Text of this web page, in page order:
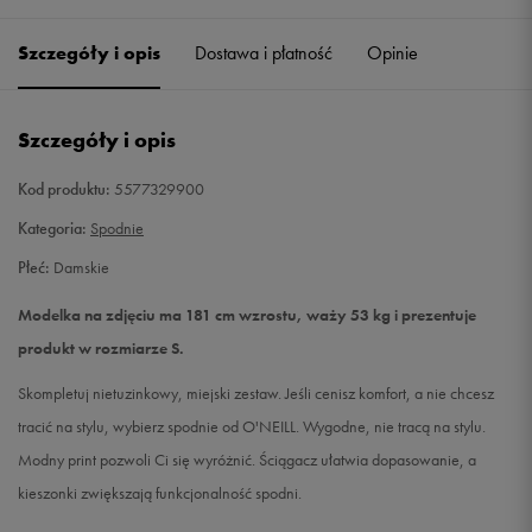
S Powiadom o dostępności
Szczegóły i opis Dostawa i płatność Opinie
Szczegóły i opis
Kod produktu: 5577329900
Kategoria: Spodnie
Płeć: Damskie
Modelka na zdjęciu ma 181 cm wzrostu, waży 53 kg i prezentuje
produkt w rozmiarze S.
Skompletuj nietuzinkowy, miejski zestaw. Jeśli cenisz komfort, a nie chcesz
tracić na stylu, wybierz spodnie od O'NEILL. Wygodne, nie tracą na stylu.
Modny print pozwoli Ci się wyróżnić. Ściągacz ułatwia dopasowanie, a
kieszonki zwiększają funkcjonalność spodni.